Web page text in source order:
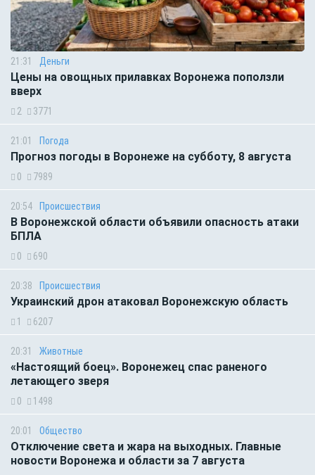
21:31 Деньги
Цены на овощных прилавках Воронежа поползли
вверх
2 3771
21:01 Погода
Прогноз погоды в Воронеже на субботу, 8 августа
0 7989
20:54 Происшествия
В Воронежской области объявили опасность атаки
БПЛА
0 690
20:38 Происшествия
Украинский дрон атаковал Воронежскую область
1 6207
20:31 Животные
«Настоящий боец». Воронежец спас раненого
летающего зверя
0 1498
20:01 Общество
Отключение света и жара на выходных. Главные
новости Воронежа и области за 7 августа